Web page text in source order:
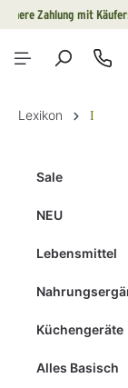
springen
Sichere Zahlung mit
Lexikon I
Sale
NEU
Lebensmittel
Küchengeräte
Alles Basisch